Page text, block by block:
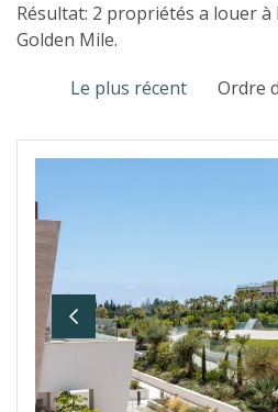
Résultat: 2 propriétés a louer
Golden Mile.
Le plus récent
Ordre
Previous